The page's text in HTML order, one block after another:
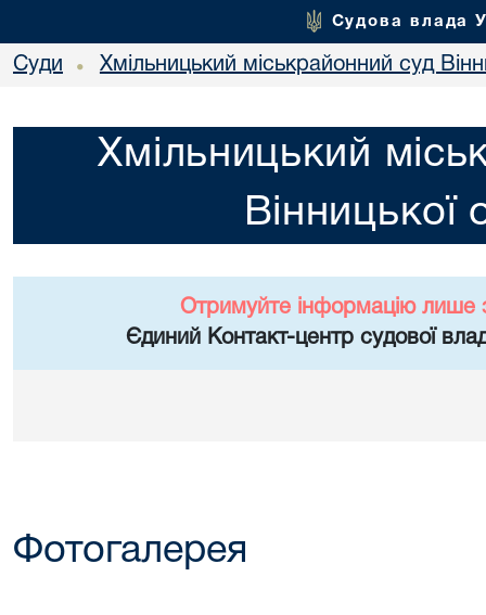
Судова влада
Суди • Хмільницький міськрайонний суд
Хмільницький
Вінницької
Отримуйте інформацію лише
Єдиний Контакт-центр судової
Фотогалерея